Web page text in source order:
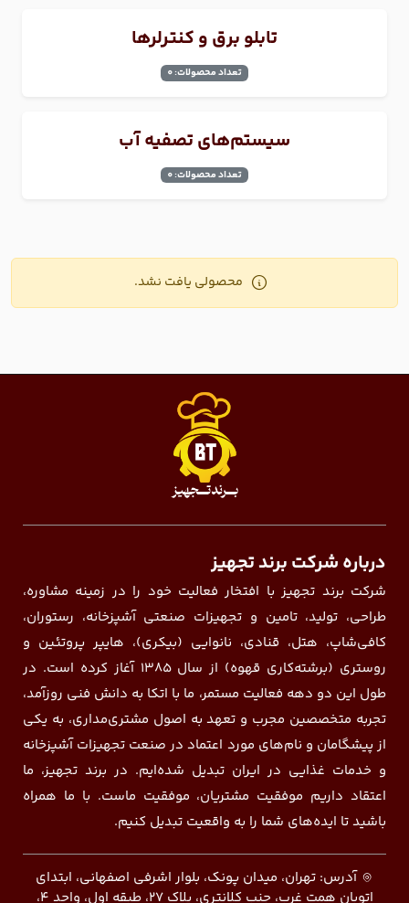
تابلو برق و کنترلرها
تعداد محصولات: 0
سیستم‌های تصفیه آب
تعداد محصولات: 0
محصولی یافت نشد.
درباره شرکت برند تجهیز
شرکت برند تجهیز با افتخار فعالیت خود را در زمینه مشاوره،
طراحی، تولید، تامین و تجهیزات صنعتی آشپزخانه، رستوران،
کافی‌شاپ، هتل، قنادی، نانوایی (بیکری)، هایپر پروتئین و
روستری (برشته‌کاری قهوه) از سال ۱۳۸۵ آغاز کرده است. در
طول این دو دهه فعالیت مستمر، ما با اتکا به دانش فنی روزآمد،
تجربه متخصصین مجرب و تعهد به اصول مشتری‌مداری، به یکی
از پیشگامان و نام‌های مورد اعتماد در صنعت تجهیزات آشپزخانه
و خدمات غذایی در ایران تبدیل شده‌ایم. در برند تجهیز، ما
اعتقاد داریم موفقیت مشتریان، موفقیت ماست. با ما همراه
باشید تا ایده‌های شما را به واقعیت تبدیل کنیم.
آدرس: تهران، میدان پونک، بلوار اشرفی اصفهانی، ابتدای
اتوبان همت غرب، جنب کلانتری، پلاک ۲۷، طبقه اول، واحد ۴،